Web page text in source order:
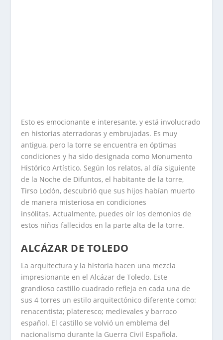
Esto es emocionante e interesante, y está involucrado
en historias aterradoras y embrujadas. Es muy
antigua, pero la torre se encuentra en óptimas
condiciones y ha sido designada como Monumento
Histórico Artístico. Según los relatos, al día siguiente
de la Noche de Difuntos, el habitante de la torre,
Tirso Lodón, descubrió que sus hijos habían muerto
de manera misteriosa en condiciones
insólitas. Actualmente, puedes oír los demonios de
estos niños fallecidos en la parte alta de la torre.
ALCÁZAR DE TOLEDO
La arquitectura y la historia hacen una mezcla
impresionante en el Alcázar de Toledo. Este
grandioso castillo cuadrado refleja en cada una de
sus 4 torres un estilo arquitectónico diferente como:
renacentista; plateresco; medievales y barroco
español. El castillo se volvió un emblema del
nacionalismo durante la Guerra Civil Española.